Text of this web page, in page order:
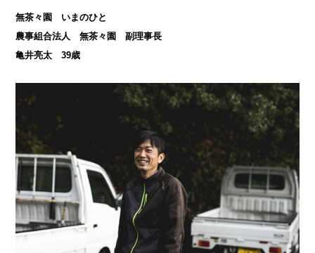
無茶々園 いまのひと
農事組合法人 無茶々園 副理事長
亀井亮太 39歳